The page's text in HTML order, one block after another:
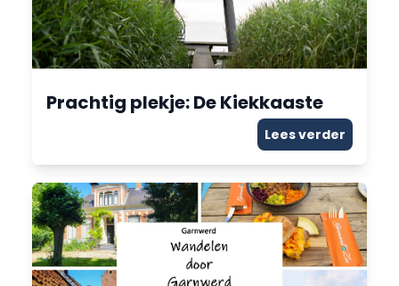
Prachtig plekje: De Kiekkaaste
Lees verder